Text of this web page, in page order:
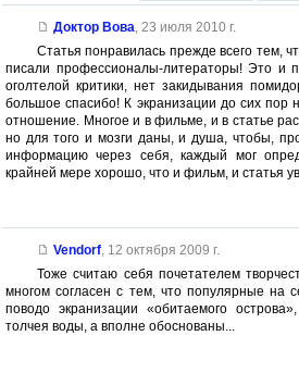
Доктор Вова 23 июля 2010 г.
Статья понравилась прежде всего тем,
писали профессионалы-литераторы! Это и
оголтелой критики, нет закидывания
большое спасибо! К экранизации до сих пор
отношение. Многое и в фильме, и в статье
но для того и мозги даны, и душа, чтобы,
информацию через себя, каждый мог
крайней мере хорошо, что и фильм, и статья
Vendorf, 12 октября 2009 г.
Тоже считаю себя почетателем
многом согласен с тем, что популярные на
поводо экранизации «обитаемого
толчея воды, а вполне обоснованы...